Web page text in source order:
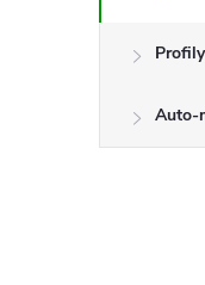
Profily
Auto-